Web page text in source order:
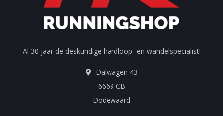
Al 30 jaar de deskundige hardloop- en wandelspecialist!
Dalwagen 43
6669 CB
Dodewaard